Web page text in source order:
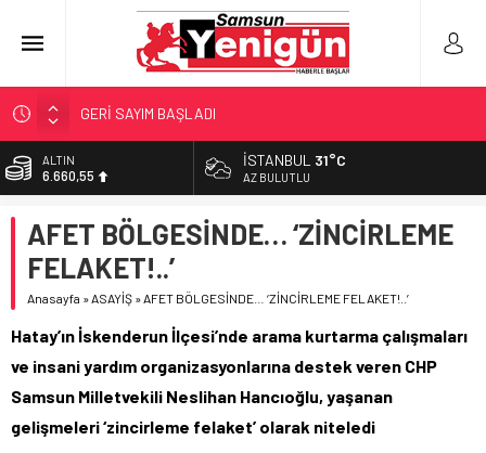
GERİ SAYIM BAŞLADI
SAMSUNSPOR’DA HEDEF 5’İNCİLİK!
‘BAFRA’YA YATIRIM YAPIN!’
YÖNETİCİ SEÇERKEN YAPILAN EN BÜYÜK HATALAR
ALTIN
6.660,55
13.779,39
DOLAR
47,7111
55,1881
İSTANBUL 31°C
AZ BULUTLU
AFET BÖLGESİNDE… ‘ZİNCİRLEME
FELAKET!..’
Anasayfa »ASAYİŞ »AFET BÖLGESİNDE… ‘ZİNCİRLEME FELAKET!..’
Hatay’ın İskenderun İlçesi’nde arama kurtarma çalışmaları
ve insani yardım organizasyonlarına destek veren CHP
Samsun Milletvekili Neslihan Hancıoğlu, yaşanan
gelişmeleri ‘zincirleme felaket’ olarak niteledi